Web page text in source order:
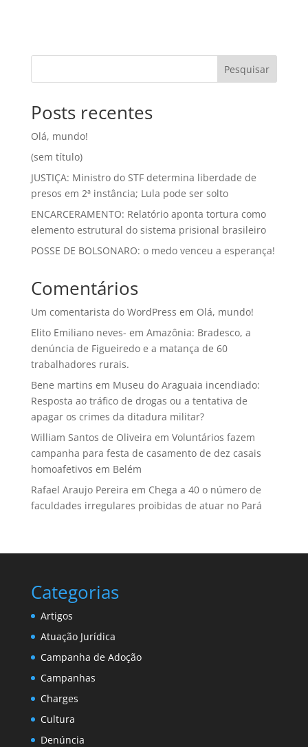
Pesquisar
Posts recentes
Olá, mundo!
(sem título)
JUSTIÇA: Ministro do STF determina liberdade de
presos em 2ª instância; Lula pode ser solto
ENCARCERAMENTO: Relatório aponta tortura como
elemento estrutural do sistema prisional brasileiro
POSSE DE BOLSONARO: o medo venceu a esperança!
Comentários
Um comentarista do WordPress em Olá, mundo!
Elito Emiliano neves- em Amazônia: Bradesco, a
denúncia de Figueiredo e a matança de 60
trabalhadores rurais.
Bene martins em Museu do Araguaia incendiado:
Resposta ao tráfico de drogas ou a tentativa de
apagar os crimes da ditadura militar?
William Santos de Oliveira em Voluntários fazem
campanha para festa de casamento de dez casais
homoafetivos em Belém
Rafael Araujo Pereira em Chega a 40 o número de
faculdades irregulares proibidas de atuar no Pará
Categorias
Artigos
Atuação Jurídica
Campanha de Adoção
Campanhas
Charges
Cultura
Denúncia